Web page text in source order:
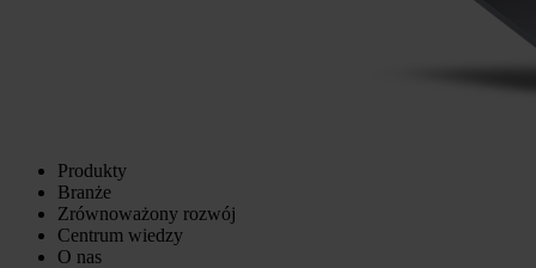
Produkty
Branże
Zrównoważony rozwój
Centrum wiedzy
O nas